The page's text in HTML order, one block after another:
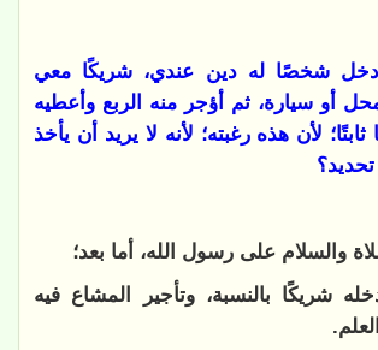
شخصًا له دين عندي، شريكًا معي
أو سيارة، ثم أؤجر منه الربع وأعطيه
لأن هذه رغبته؛ لأنه لا يريد أن يأخذ
تحديد؟
والسلام على رسول الله، أما بعد؛
شريكًا بالنسبة، وتأجير المشاع فيه